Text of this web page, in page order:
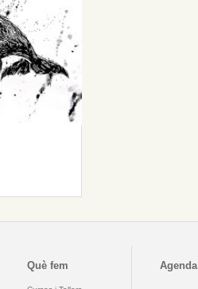
Què fem Agenda